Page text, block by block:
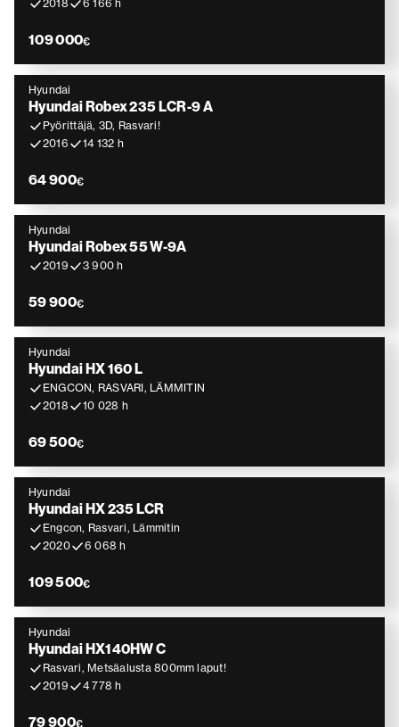
2018
6 166 h
109 000€
Hyundai
Hyundai Robex 235 LCR-9 A
Pyörittäjä, 3D, Rasvari!
2016
14 132 h
64 900€
Hyundai
Hyundai Robex 55 W-9A
2019 3 900 h
59 900€
Hyundai
Hyundai HX 160 L
ENGCON, RASVARI, LÄMMITIN
2018
10 028 h
69 500€
Hyundai
Hyundai HX 235 LCR
Engcon, Rasvari, Lämmitin
2020
6 068 h
109 500€
Hyundai
Hyundai HX140HW C
Rasvari, Metsäalusta 800mm laput!
2019
4 778 h
79 900€